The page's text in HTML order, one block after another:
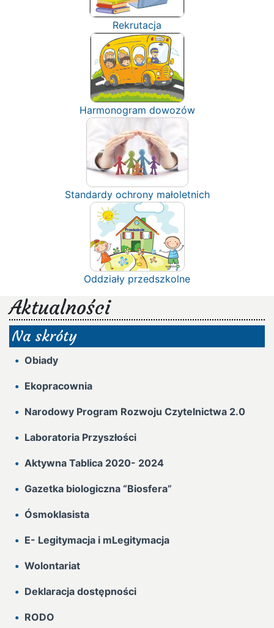
Rekrutacja
Harmonogram dowozów
Standardy ochrony małoletnich
Oddziały przedszkolne
Aktualności
Na skróty
Obiady
Ekopracownia
Narodowy Program Rozwoju Czytelnictwa 2.0
Laboratoria Przyszłości
Aktywna Tablica 2020- 2024
Gazetka biologiczna “Biosfera”
Ósmoklasista
E- Legitymacja i mLegitymacja
Wolontariat
Deklaracja dostępności
RODO